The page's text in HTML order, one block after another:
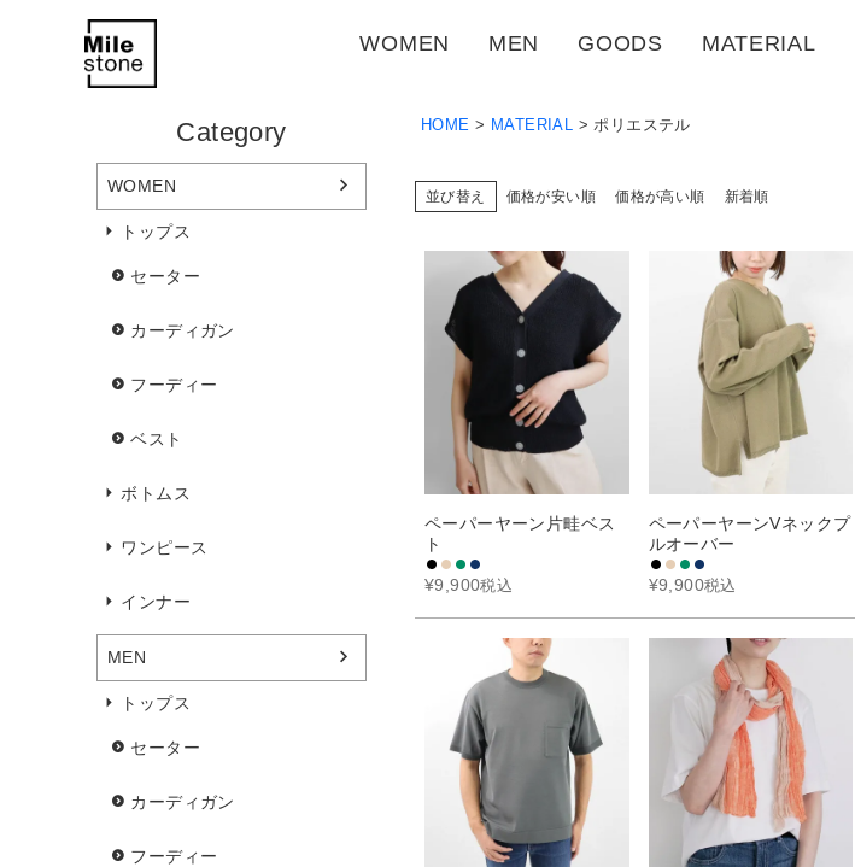
WOMEN MEN GOODS MATERIAL
Category
WOMEN
トップス
セーター
カーディガン
フーディー
ベスト
ボトムス
ワンピース
インナー
MEN
トップス
セーター
カーディガン
フーディー
HOME MATERIAL ポリエステル
並び替え 価格が安い順 価格が高い順 新着順
ペーパーヤーン片畦ベス
ト
¥9,900税込
ペーパーヤーンVネックプ
ルオーバー
¥9,900税込